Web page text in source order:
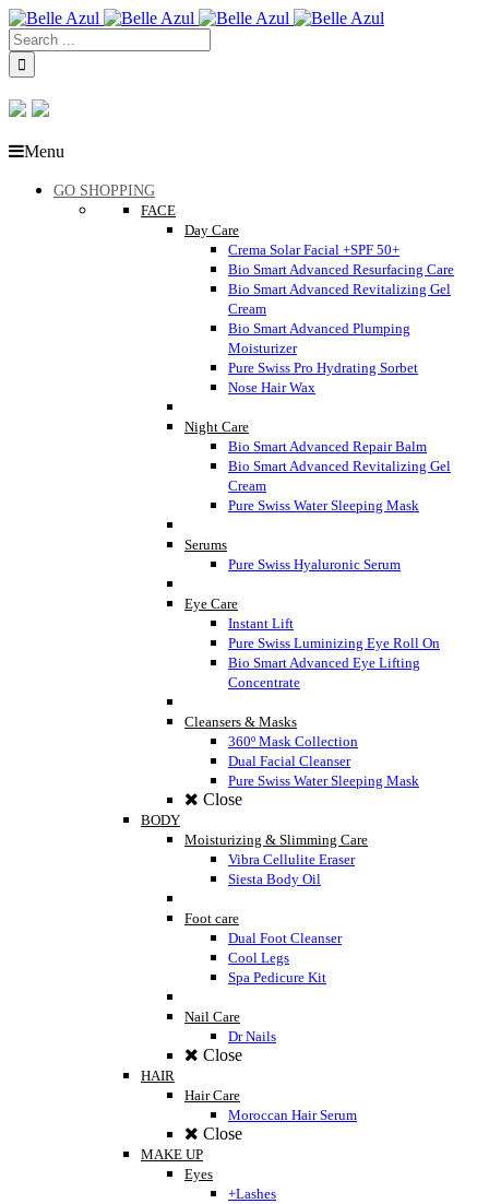
Menu
GO SHOPPING
FACE
Day Care
Crema Solar Facial +SPF 50+
Bio Smart Advanced Resurfacing Care
Bio Smart Advanced Revitalizing Gel
Cream
Bio Smart Advanced Plumping
Moisturizer
Pure Swiss Pro Hydrating Sorbet
Nose Hair Wax
Night Care
Bio Smart Advanced Repair Balm
Bio Smart Advanced Revitalizing Gel
Cream
Pure Swiss Water Sleeping Mask
Serums
Pure Swiss Hyaluronic Serum
Eye Care
Instant Lift
Pure Swiss Luminizing Eye Roll On
Bio Smart Advanced Eye Lifting
Concentrate
Cleansers & Masks
360º Mask Collection
Dual Facial Cleanser
Pure Swiss Water Sleeping Mask
Close
BODY
Moisturizing & Slimming Care
Vibra Cellulite Eraser
Siesta Body Oil
Foot care
Dual Foot Cleanser
Cool Legs
Spa Pedicure Kit
Nail Care
Dr Nails
Close
HAIR
Hair Care
Moroccan Hair Serum
Close
MAKE UP
Eyes
+Lashes